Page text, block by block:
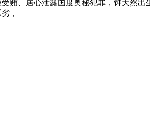
贿、居心泄露国度奥秘犯罪，钟天然出
，